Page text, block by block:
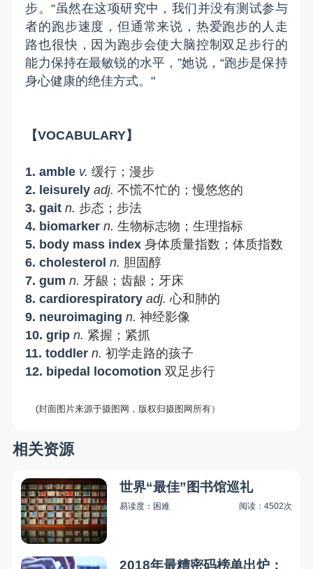
步。“虽然在这项研究中，我们并没有测试参与
者的跑步速度，但通常来说，热爱跑步的人走
路也很快，因为跑步会使大脑控制双足步行的
能力保持在最敏锐的水平 ，”她说，“跑步是保持
身心健康的绝佳方式。"
【VOCABULARY】
1.amble v. 缓行；漫步
2. leisurely adj. 不慌不忙的；慢悠悠的
3.gait n. 步态；步法
4. biomarker n. 生物标志物；生理指标
5. body mass index 身体质量指数；体质指数
6.cholesteroln. 胆固醇
7.gum n. 牙龈；齿龈；牙床
8.cardiorespiratory adj. 心和肺的
9. neuroimaging n.神经影像
10.grip n. 紧握；紧抓
11.toddler n.初学走路的孩子
12. bipedal locomotion 双足步行
(封面图片来源于摄图网，版权归摄图网所有）
相关资源
世界“最佳”图书馆巡礼
易读度：困难 阅读：4502次
2018年最糟密码榜单出炉：